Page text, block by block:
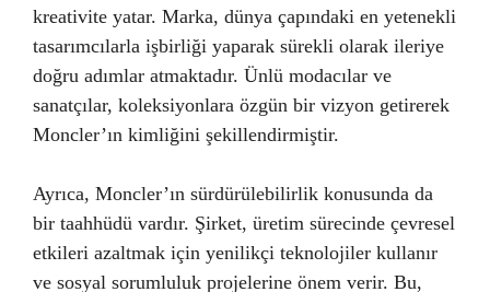
kreativite yatar. Marka, dünya çapındaki en yetenekli
tasarımcılarla işbirliği yaparak sürekli olarak ileriye
doğru adımlar atmaktadır. Ünlü modacılar ve
sanatçılar, koleksiyonlara özgün bir vizyon getirerek
Moncler’ın kimliğini şekillendirmiştir.
Ayrıca, Moncler’ın sürdürülebilirlik konusunda da
bir taahhüdü vardır. Şirket, üretim sürecinde çevresel
etkileri azaltmak için yenilikçi teknolojiler kullanır
ve sosyal sorumluluk projelerine önem verir. Bu,